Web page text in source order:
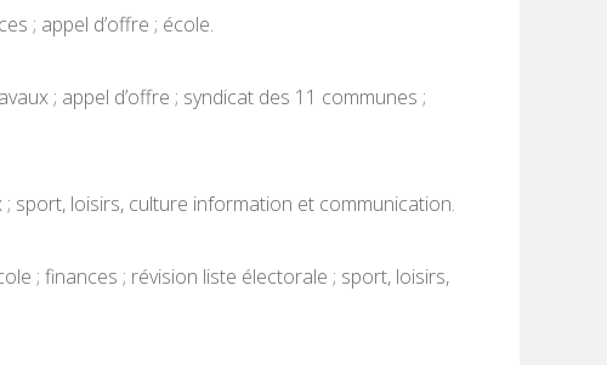
; appel d’offre ; école.
; appel d’offre ; syndicat des 11 communes ;
sport, loisirs, culture information et communication.
; finances ; révision liste électorale ; sport, loisirs,